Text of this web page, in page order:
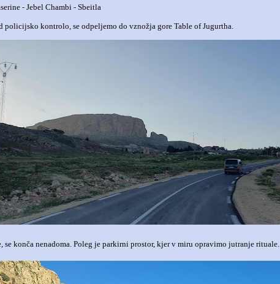
- Jebel Chambi - Sbeitla
policijsko kontrolo, se odpeljemo do vznožja gore Table of Jugurtha.
se konča nenadoma. Poleg je parkirni prostor, kjer v miru opravimo jutranje rituale.